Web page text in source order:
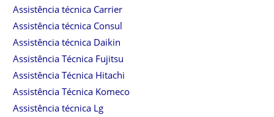
Assistência técnica Carrier
Assistência técnica Consul
Assistência técnica Daikin
Assistência Técnica Fujitsu
Assistência Técnica Hitachi
Assistência Técnica Komeco
Assistência técnica Lg